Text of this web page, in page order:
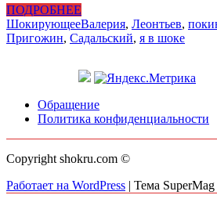
ПОДРОБНЕЕ
ШокирующееВалерия, Леонтьев,
Пригожин, Садальский, я в шоке
Обращение
Политика конфиденциальности
Copyright shokru.com ©
Работает на WordPress | Тема SuperMag